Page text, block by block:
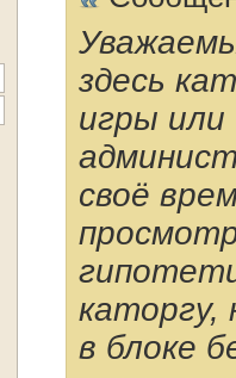
здесь
игры или
своё
каторгу,
в блоке